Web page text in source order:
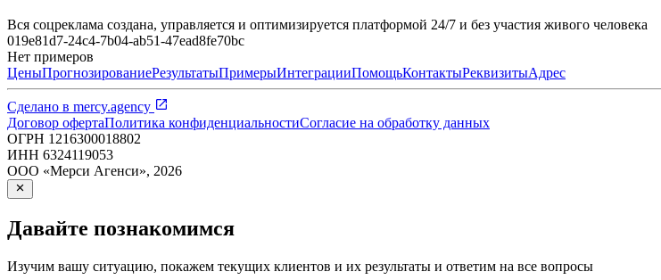
Вся соцреклама создана, управляется и оптимизируется платформой 24/7 и без участия живого человека
019e81d7-24c4-7b04-ab51-47ead8fe70bc
Нет примеров
ЦеныПрогнозированиеРезультатыПримерыИнтеграцииПомощьКонтактыРеквизитыАдрес
Сделано в mercy.agency
Договор офертаПолитика конфиденциальностиСогласие на обработку данных
ОГРН 1216300018802
ИНН 6324119053
ООО «Мерси Агенси», 2026
Давайте познакомимся
Изучим вашу ситуацию, покажем текущих клиентов и их результаты и ответим на все вопросы